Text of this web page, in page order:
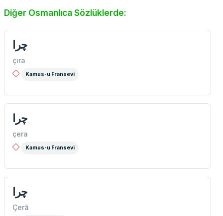
Diğer Osmanlıca Sözlüklerde:
چرا
çıra
Kamus-u Fransevi
چرا
çera
Kamus-u Fransevi
چرا
Çerâ